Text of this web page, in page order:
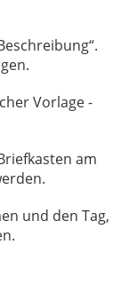
Vorlage -
am
und den Tag,